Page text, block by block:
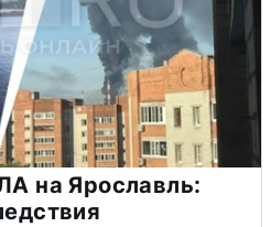
на Ярославль: